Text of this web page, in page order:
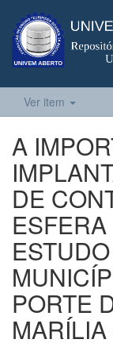
Ver item
A
DE
PORTE